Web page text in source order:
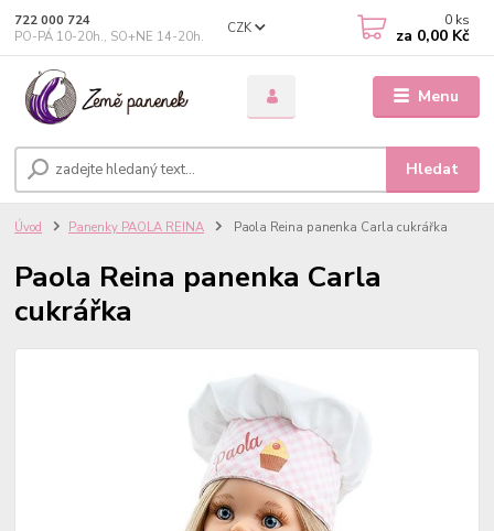
Menu
CZK
Hledat
722 000 724
PO-PÁ 10-20h., SO+NE 14-20h.
0 ks
za 0,00 Kč
Úvod Panenky PAOLA REINA Paola Reina panenka Carla cukrářka
Paola Reina panenka Carla
cukrářka